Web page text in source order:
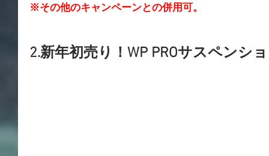
​※その他のキャンペーンとの併用可。
2.新年初売り！WP PROサスペンシ